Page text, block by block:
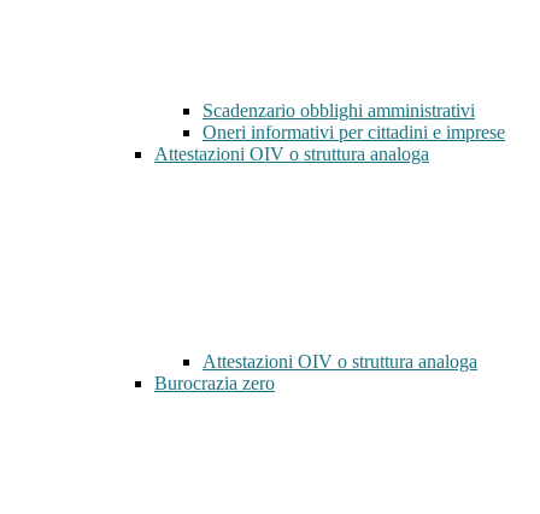
Scadenzario obblighi amministrativi
Oneri informativi per cittadini e imprese
Attestazioni OIV o struttura analoga
Attestazioni OIV o struttura analoga
Burocrazia zero